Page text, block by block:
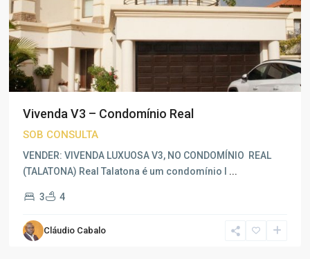
Vivenda V3 – Condomínio Real
SOB CONSULTA
VENDER: VIVENDA LUXUOSA V3, NO CONDOMÍNIO REAL
(TALATONA) Real Talatona é um condomínio l ...
3 4
Cláudio Cabalo